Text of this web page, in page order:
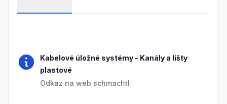
Kabelové úložné systémy- Kanály a lišty
plastové
Odkaz na web schmachtl